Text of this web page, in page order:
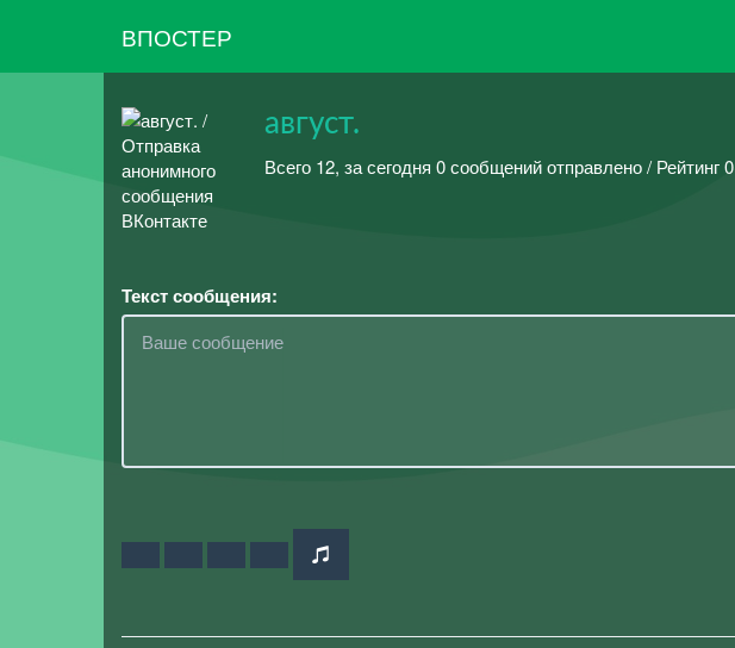
ВПОСТЕР
август.
Всего 12, за сегодня 0 сообщений отправлено / Рейтинг 0
Текст сообщения: